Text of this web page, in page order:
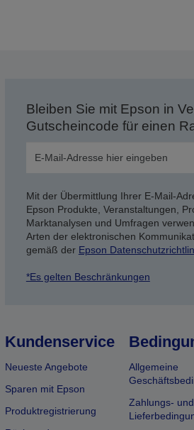
Bleiben Sie mit Epson in
Gutscheincode für einen
Mit der Übermittlung Ihrer E-Mail-
Epson Produkte, Veranstaltungen,
Marktanalysen und Umfragen
Arten der elektronischen
gemäß der Epson
*Es gelten Beschränkungen
Kundenservice
Neueste Angebote
Sparen mit Epson
Produktregistrierung
Allgemeine
Zahlungs- und